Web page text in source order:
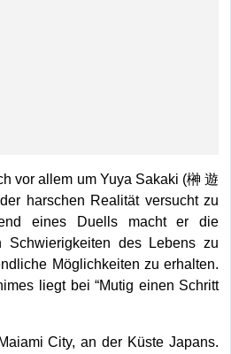
vor allem um Yuya Sakaki (榊 遊
harschen Realität versucht zu
eines Duells macht er die
Schwierigkeiten des Lebens zu
Möglichkeiten zu erhalten.
liegt bei “Mutig einen Schritt
City, an der Küste Japans.